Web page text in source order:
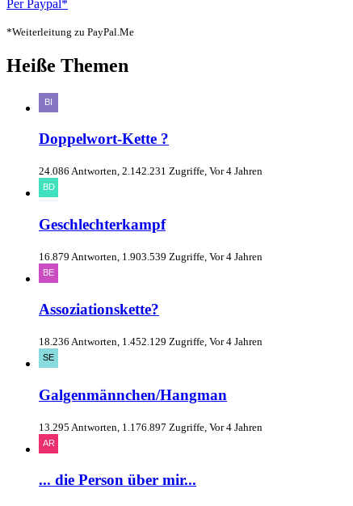
Per Paypal*
*Weiterleitung zu PayPal.Me
Heiße Themen
Doppelwort-Kette ?
24.086 Antworten, 2.142.231 Zugriffe, Vor 4 Jahren
Geschlechterkampf
16.879 Antworten, 1.903.539 Zugriffe, Vor 4 Jahren
Assoziationskette?
18.236 Antworten, 1.452.129 Zugriffe, Vor 4 Jahren
Galgenmännchen/Hangman
13.295 Antworten, 1.176.897 Zugriffe, Vor 4 Jahren
... die Person über mir...